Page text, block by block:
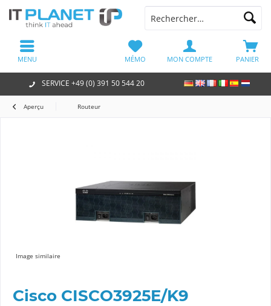
SERVICE +49 (0) 391 50 544 20
PANIER
MÉMO MON COMPTE
MENU
Aperçu Routeur
Image similaire
Cisco CISCO3925E/K9